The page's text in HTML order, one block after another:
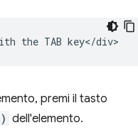
premi il tasto
dell'elemento.